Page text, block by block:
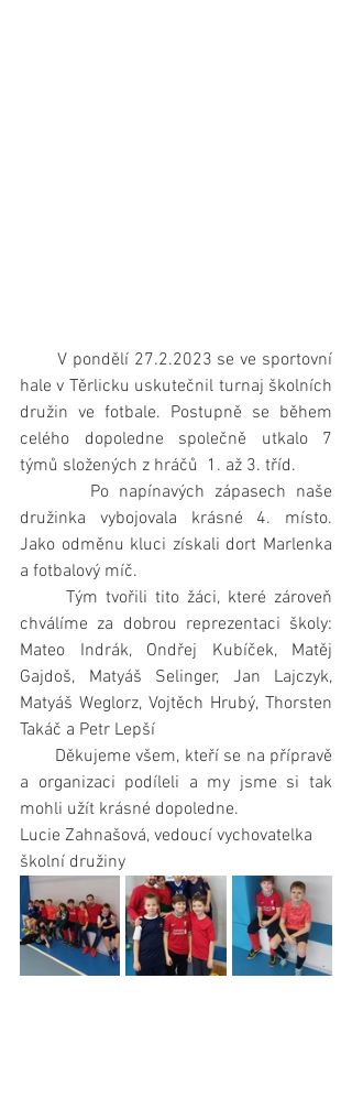
hale v Těrlicku uskutečnil turnaj školních
družin ve fotbale. Postupně se během
celého dopoledne společně utkalo 7
týmů složených z hráčů  1. až 3. tříd.
družinka vybojovala krásné 4. místo.
Jako odměnu kluci získali dort Marlenka
a fotbalový míč.
chválíme za dobrou reprezentaci školy:
Mateo Indrák, Ondřej Kubíček, Matěj
Gajdoš, Matyáš Selinger, Jan Lajczyk,
Matyáš Weglorz, Vojtěch Hrubý, Thorsten
Takáč a Petr Lepší
a organizaci podíleli a my jsme si tak
mohli užít krásné dopoledne.
Lucie Zahnašová, vedoucí vychovatelka
školní družiny